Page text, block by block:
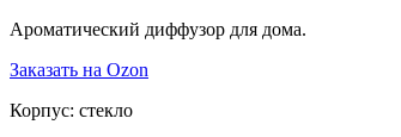
Ароматический диффузор для дома.
Заказать на Ozon
Корпус: стекло